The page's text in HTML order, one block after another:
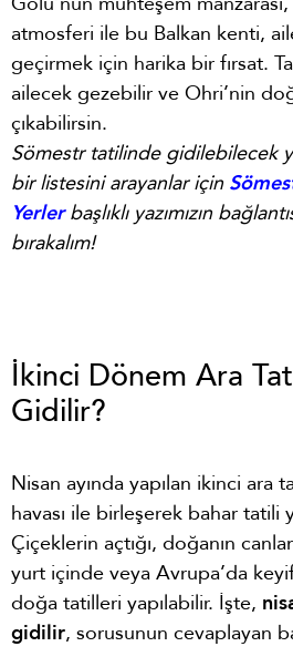
atmosferi ile bu Balkan kenti,
geçirmek için harika bir fırsat.
ailecek gezebilir ve Ohri’nin
çıkabilirsin.
Sömestr tatilinde gidilebilecek
bir listesini arayanlar için
Yerlerbaşlıklı yazımızın
bırakalım!
İkinci Dönem Ara
Gidilir?
Nisan ayında yapılan ikinci ara
havası ile birleşerek bahar tatili
Çiçeklerin açtığı, doğanın
yurt içinde veya Avrupa’da
doğa tatilleri yapılabilir. İşte,
gidilir, sorusunun cevaplayan